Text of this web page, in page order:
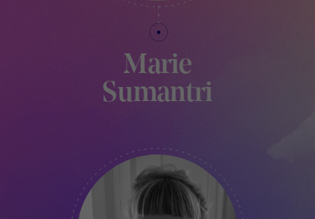
Marie
Sumantri